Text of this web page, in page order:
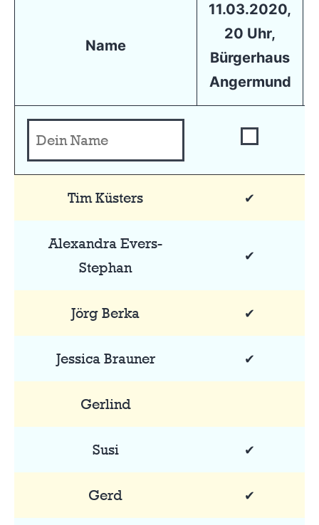
Name
11.03.2020,
20 Uhr,
Bürgerhaus
Angermund
Tim Küsters ✔
Alexandra Evers-
Stephan
✔
Jörg Berka ✔
Jessica Brauner ✔
Gerlind
Susi ✔
Gerd ✔